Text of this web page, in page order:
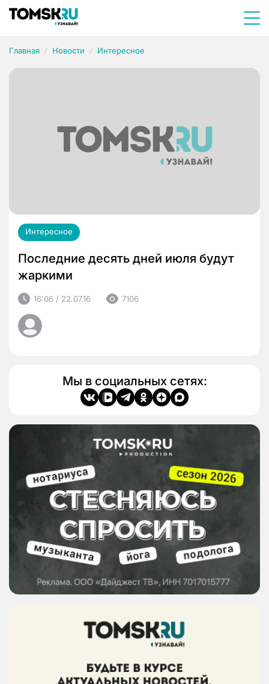
Главная Новости Интересное
Интересное
Последние десять дней июля будут
жаркими
16:06 / 22.07.16 7106
Мы в социальных сетях: